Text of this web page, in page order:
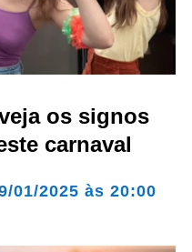
os signos
carnaval
01/2025 às 20:00